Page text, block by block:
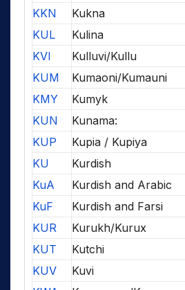
KKN
Kukna
KUL
Kulina
KVI
Kulluvi/Kullu
KUM
Kumaoni/Kumauni
KMY
Kumyk
KUN
Kunama:
KUP
Kupia / Kupiya
KU
Kurdish
KuA
Kurdish and Arabic
KuF
Kurdish and Farsi
KUR
Kurukh/Kurux
KUT
Kutchi
KUV
Kuvi